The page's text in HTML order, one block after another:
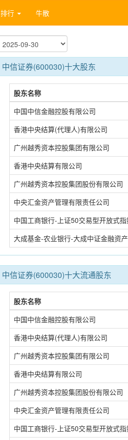
排行 牛散
中信证券(600030)十大股东
股东名称
中国中信金融控股有限公司
香港中央结算(代理人)有限公司
广州越秀资本控股集团有限公司
香港中央结算有限公司
广州越秀资本控股集团股份有限公司
中央汇金资产管理有限责任公司
中国工商银行-上证50交易型开放式
大成基金-农业银行-大成中证金融资
中信证券(600030)十大流通股东
股东名称
中国中信金融控股有限公司
香港中央结算(代理人)有限公司
广州越秀资本控股集团有限公司
香港中央结算有限公司
广州越秀资本控股集团股份有限公司
中央汇金资产管理有限责任公司
中国工商银行-上证50交易型开放式